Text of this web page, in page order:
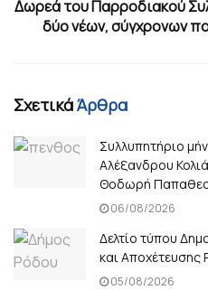
Δωρεά του Παρροδιακού
δύο νέων, σύγχρονων
ΣχετικάΆρθρα
Συλλυπητήριο
Αλέξανδρου
Θοδωρή
06/08/2026
Δελτίο τύπου
και Αποχέτευσης
05/08/2026